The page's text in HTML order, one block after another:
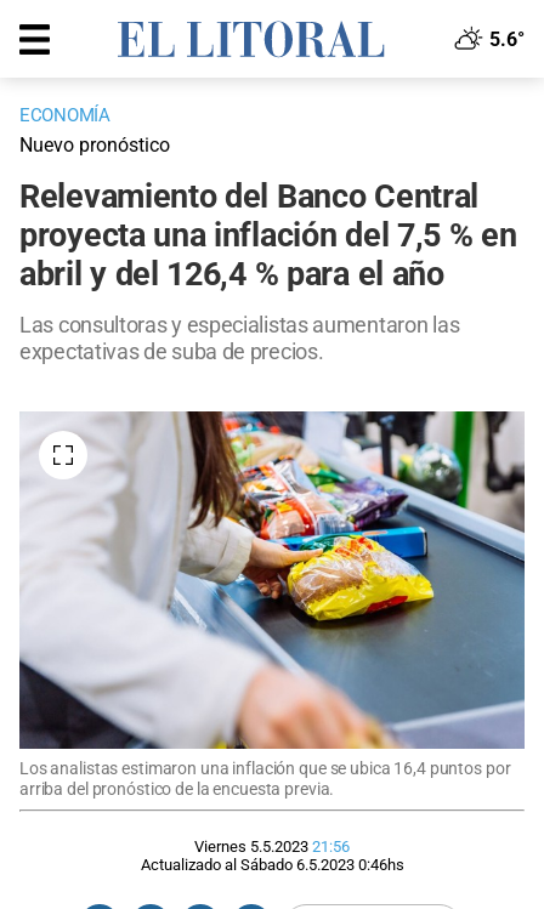
5.6°
ECONOMÍA
Nuevo pronóstico
Relevamiento del Banco Central
proyecta una inflación del 7,5 % en
abril y del 126,4 % para el año
Las consultoras y especialistas aumentaron las
expectativas de suba de precios.
Los analistas estimaron una inflación que se ubica 16,4 puntos por
arriba del pronóstico de la encuesta previa.
Viernes 5.5.2023 21:56
Actualizado al Sábado 6.5.2023 0:46hs